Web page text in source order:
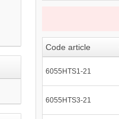
Code article
6055HTS1-21
6055HTS3-21